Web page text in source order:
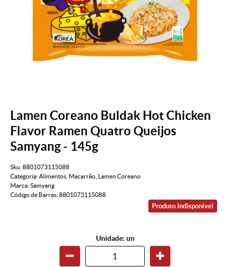
Lamen Coreano Buldak Hot Chicken
Flavor Ramen Quatro Queijos
Samyang - 145g
Sku:8801073115088
Categoria:Alimentos Macarrão
Lamen Coreano
Marca:Samyang
Código de Barras:8801073115088
Produto Indisponível
Unidade: un